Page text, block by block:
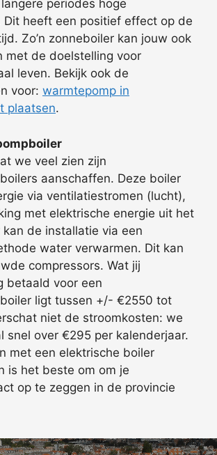
periodes hoge
Dit heeft een positief effect op de
Zo’n zonneboiler kan jouw ook
met de doelstelling voor
leven. Bekijk ook de
voor: warmtepomp in
plaatsen.
we veel zien zijn
aanschaffen. Deze boiler
via ventilatiestromen (lucht),
met elektrische energie uit het
de installatie via een
water verwarmen. Dit kan
compressors. Wat jij
betaald voor een
ligt tussen +/- €2550 tot
niet de stroomkosten: we
snel over €295 per kalenderjaar.
met een elektrische boiler
is het beste om om je
op te zeggen in de provincie